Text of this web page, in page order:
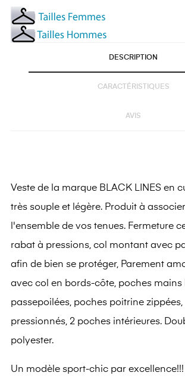
DESCRIPTION
CARACTÉRISTIQUES
AVIS
Veste de la marque BLACK LINES en
très souple et légère. Produit à
l'ensemble de vos tenues. Fermeture
rabat à pressions, col montant avec
afin de bien se protéger, Parement
avec col en bords-côte, poches mains
passepoilées, poches poitrine
pressionnés, 2 poches intérieures.
polyester.
Un modèle sport-chic par excellence!!!